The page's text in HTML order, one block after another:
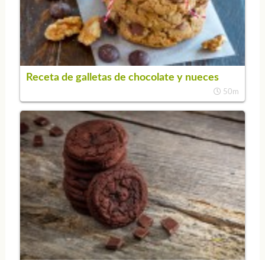
Receta de galletas de chocolate y nueces
50m